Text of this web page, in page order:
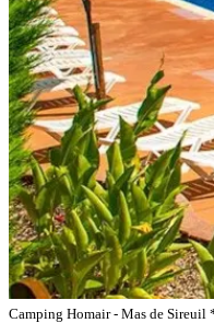
Camping Homair - Mas de